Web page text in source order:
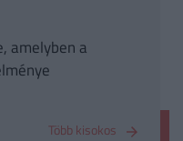
amelyben a
Több kisokos